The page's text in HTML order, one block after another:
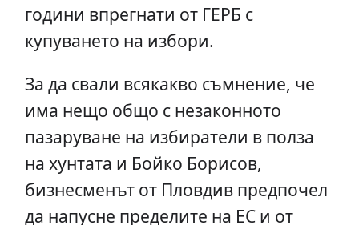
години впрегнати от ГЕРБ с
купуването на избори.
За да свали всякакво съмнение, че
има нещо общо с незаконното
пазаруване на избиратели в полза
на хунтата и Бойко Борисов,
бизнесменът от Пловдив предпочел
да напусне пределите на ЕС и от